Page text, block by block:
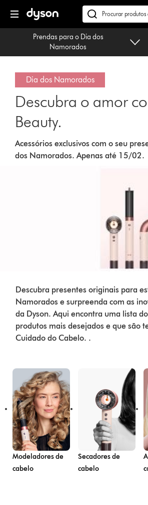
seguinte
Pesquisar
em
dyson.pt
Prendas para o Dia dos
Namorados
Dia dos Namorados
Descubra o amor
Beauty.
Acessórios exclusivos com o seu
dos Namorados. Apenas até 15/02.
Descubra presentes originais para
Namorados e surpreenda com as
da Dyson. Aqui encontra uma lista
produtos mais desejados e que são
Cuidado do Cabelo. .
Modeladores de
cabelo
Secadores de
cabelo